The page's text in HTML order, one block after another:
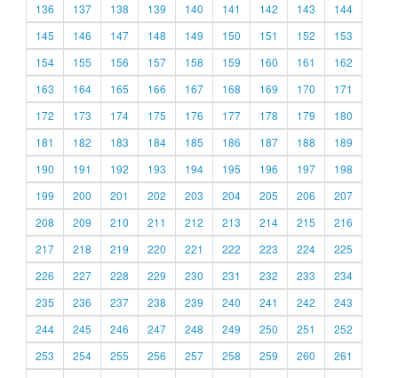
136
137 138 139 140 141 142 143
144
145
146 147 148 149 150 151 152
153
154
155 156 157 158 159 160 161
162
163
164 165 166 167 168 169 170
171
172
173 174 175 176 177 178 179
180
181
182 183 184 185 186 187 188
189
190
191 192 193 194 195 196 197
198
199
200 201 202 203 204 205 206
207
208
209 210 211 212 213 214 215
216
217
218 219 220 221 222 223 224
225
226
227 228 229 230 231 232 233
234
235
236 237 238 239 240 241 242
243
244
245 246 247 248 249 250 251
252
253
254 255 256 257 258 259 260
261